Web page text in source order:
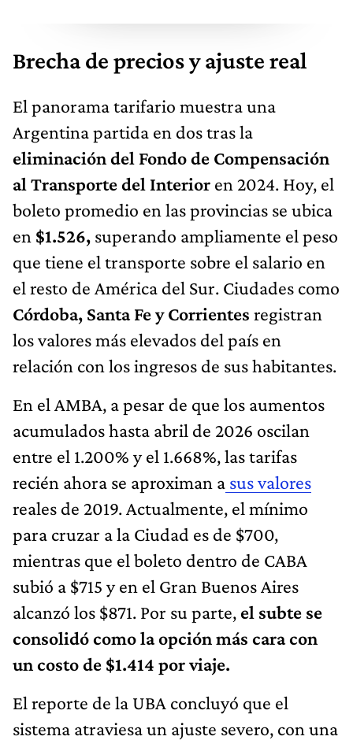
Brecha de precios y ajuste real
El panorama tarifario muestra una
Argentina partida en dos tras la
eliminación del Fondo de Compensación
al Transporte del Interior en 2024. Hoy, el
boleto promedio en las provincias se ubica
en $1.526, superando ampliamente el peso
que tiene el transporte sobre el salario en
el resto de América del Sur. Ciudades como
Córdoba, Santa Fe y Corrientes registran
los valores más elevados del país en
relación con los ingresos de sus habitantes.
En el AMBA, a pesar de que los aumentos
acumulados hasta abril de 2026 oscilan
entre el 1.200% y el 1.668%, las tarifas
recién ahora se aproximan a sus valores
reales de 2019. Actualmente, el mínimo
para cruzar a la Ciudad es de $700,
mientras que el boleto dentro de CABA
subió a $715 y en el Gran Buenos Aires
alcanzó los $871. Por su parte, el subte se
consolidó como la opción más caracon
un costo de $1.414 por viaje.
El reporte de la UBA concluyó que el
sistema atraviesa un ajuste severo, con una